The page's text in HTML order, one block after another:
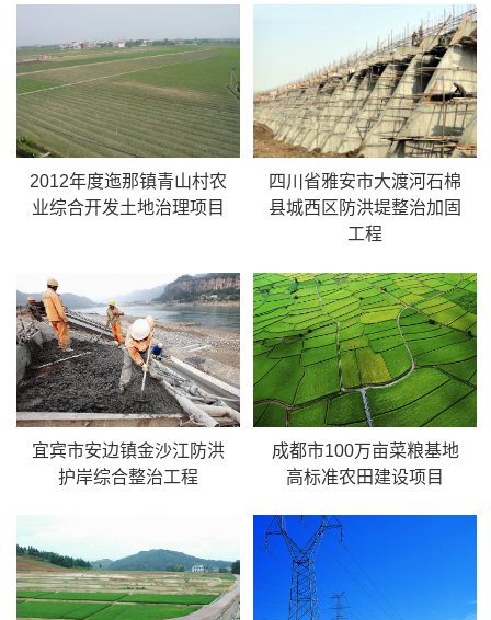
2012年度迤那镇青山村农
业综合开发土地治理项目
四川省雅安市大渡河石棉
县城西区防洪堤整治加固
工程
宜宾市安边镇金沙江防洪
护岸综合整治工程
成都市100万亩菜粮基地
高标准农田建设项目